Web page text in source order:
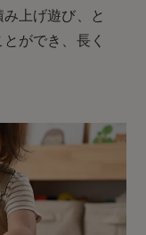
上げ遊び、と
ができ、長く